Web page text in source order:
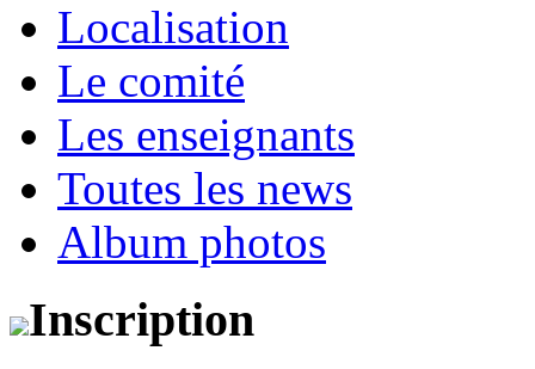
Localisation
Le comité
Les enseignants
Toutes les news
Album photos
Inscription